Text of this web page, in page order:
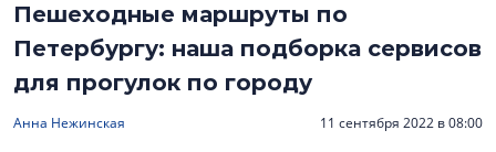
Пешеходные маршруты по
Петербургу: наша подборка сервисов
для прогулок по городу
Анна Нежинская 11 сентября 2022 в 08:00